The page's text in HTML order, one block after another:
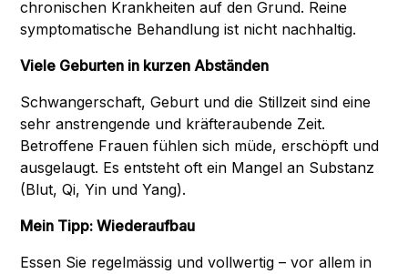
chronischen Krankheiten auf den Grund. Reine
symptomatische Behandlung ist nicht nachhaltig.
Viele Geburten in kurzen Abständen
Schwangerschaft, Geburt und die Stillzeit sind eine
sehr anstrengende und kräfteraubende Zeit.
Betroffene Frauen fühlen sich müde, erschöpft und
ausgelaugt. Es entsteht oft ein Mangel an Substanz
(Blut,Qi,Yin und Yang).
Mein Tipp: Wiederaufbau
Essen Sie regelmässig und vollwertig – vor allem in